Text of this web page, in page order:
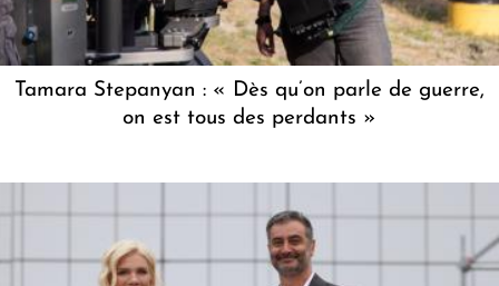
Tamara Stepanyan : « Dès qu’on parle de guerre,
on est tous des perdants »